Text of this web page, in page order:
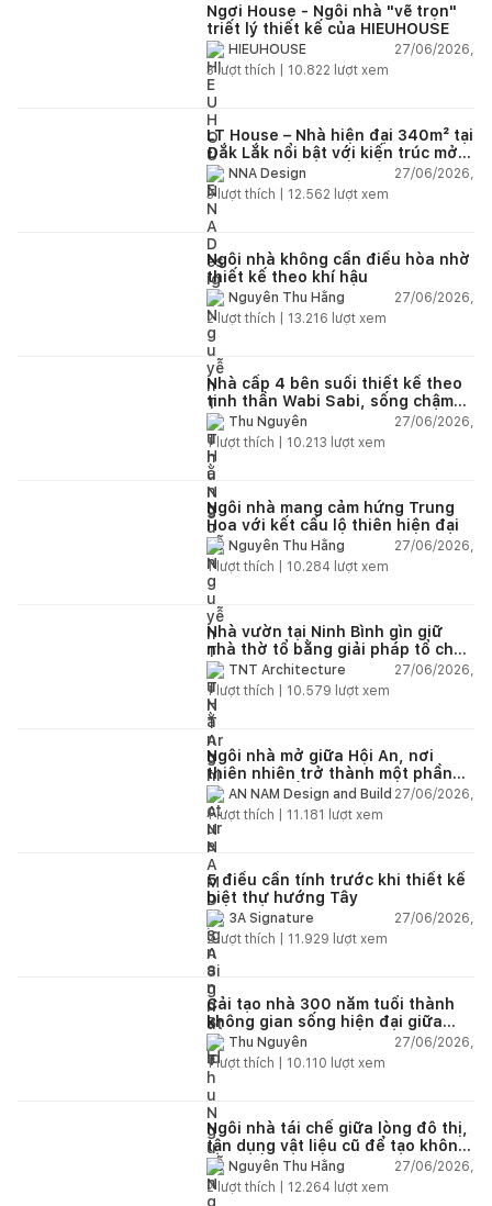
Ngơi House - Ngôi nhà "vẽ trọn"
triết lý thiết kế của HIEUHOUSE
HIEUHOUSE
27/06/2026,
3lượt thích | 10.822 lượt xem
LT House – Nhà hiện đại 340m² tại
Đắk Lắk nổi bật với kiến trúc mở
và hệ sân vườn kết nối thiên
nhiên
NNA Design
27/06/2026,
3lượt thích | 12.562 lượt xem
Ngôi nhà không cần điều hòa nhờ
thiết kế theo khí hậu
Nguyễn Thu Hằng
27/06/2026,
2lượt thích | 13.216 lượt xem
Nhà cấp 4 bên suối thiết kế theo
tinh thần Wabi Sabi, sống chậm
giữa thiên nhiên
Thu Nguyễn
27/06/2026,
1lượt thích | 10.213 lượt xem
Ngôi nhà mang cảm hứng Trung
Hoa với kết cấu lộ thiên hiện đại
Nguyễn Thu Hằng
27/06/2026,
1lượt thích | 10.284 lượt xem
Nhà vườn tại Ninh Bình gìn giữ
nhà thờ tổ bằng giải pháp tổ chức
lại không gian
TNT Architecture
27/06/2026,
1lượt thích | 10.579 lượt xem
Ngôi nhà mở giữa Hội An, nơi
thiên nhiên trở thành một phần
của cuộc sống
AN NAM Design and Build 27/06/2026,
1lượt thích | 11.181 lượt xem
5 điều cần tính trước khi thiết kế
biệt thự hướng Tây
3A Signature
27/06/2026,
2lượt thích | 11.929 lượt xem
Cải tạo nhà 300 năm tuổi thành
không gian sống hiện đại giữa
thiên nhiên
Thu Nguyễn
27/06/2026,
1lượt thích | 10.110 lượt xem
Ngôi nhà tái chế giữa lòng đô thị,
tận dụng vật liệu cũ để tạo không
gian sống linh hoạt
Nguyễn Thu Hằng
27/06/2026,
2lượt thích | 12.264 lượt xem